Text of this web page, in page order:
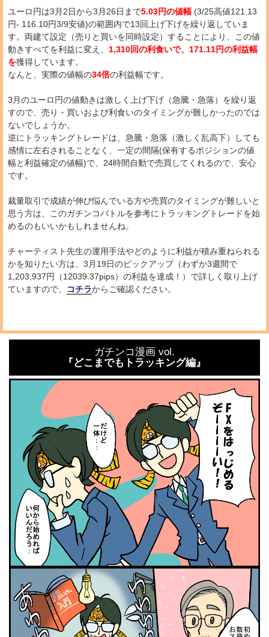
ユーロ円は3月2日から3月26日まで5.03円の値幅 (3/25高値121.13
円- 116.10円3/9安値)の範囲内で13回上げ下げを繰り返していま
す。両建て設定（売りと買いを同時設定）することにより、この値
動きすべてを利益に変え、 1,310回の利食いで、171.11円の利益幅
を獲得しています。
なんと、実際の値幅の34倍の利益幅です。
3月のユーロ円の値動きは激しく上げ下げ（急騰・急落）を繰り返
すので、売り・買いおよび利食いのタイミングが難しかったのでは
ないでしょうか。
逆にトラッキングトレードは、急騰・急落（激しく乱高下）しても
感情に左右されることなく、一定の間隔(保有するポジションの値
幅と利益確定の値幅)で、24時間自動で売買してくれるので、安心
です。
裁量取引で成績が伸び悩んでいる方や売買のタイミングが難しいと
思う方は、このガチンコバトルを参考にトラッキングトレードを始
めるのもいいかもしれませんね。
チャーティスト先生の運用手法やどのように利益が積み重ねられる
かを知りたい方は、3月19日のピックアップ（わずか3週間で
1,203,937円（12039.37pips）の利益を達成！）で詳しく取り上げ
ていますので、
コチラからご確認ください。
ガチンコ漫画 vol.
『どこまでもトラッキング編』